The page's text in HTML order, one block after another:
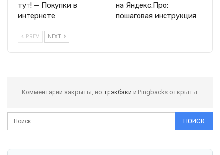
тут! — Покупки в
интернете
на Яндекс.Про:
пошаговая инструкция
PREV NEXT
Комментарии закрыты, но трэкбэки и Pingbacks открыты.